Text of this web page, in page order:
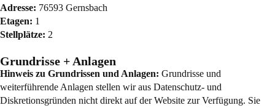
Adresse: 76593 Gernsbach
Etagen: 1
Stellplätze: 2
Grundrisse + Anlagen
Hinweis zu Grundrissen und Anlagen: Grundrisse und
weiterführende Anlagen stellen wir aus Datenschutz- und
Diskretionsgründen nicht direkt auf der Website zur Verfügung. Sie